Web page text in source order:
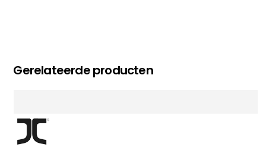
Gerelateerde producten